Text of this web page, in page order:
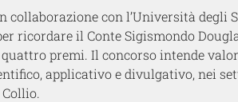
collaborazione con l’Università degli
ricordare il Conte Sigismondo
premi. Il concorso intende
applicativo e divulgativo, nei